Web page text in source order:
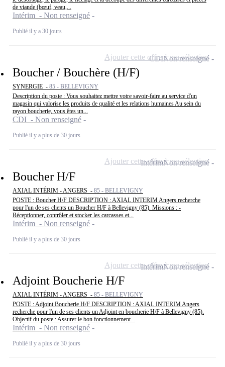
de viande (bœuf, veau,...
Intérim - Non renseigné
Publié il y a 30 jours
Boucher / Bouchère (H/F)
SYNERGIE - 85 - BELLEVIGNY
Description du poste : Vous souhaitez mettre votre savoir-faire au service d'un
magasin qui valorise les produits de qualité et les relations humaines Au sein du
rayon boucherie, vous êtes un...
CDI - Non renseigné
Publié il y a plus de 30 jours
CDINon renseigné
Ajouter cette offre à ma sélection
Boucher H/F
AXIAL INTÉRIM - ANGERS - 85 - BELLEVIGNY
POSTE : Boucher H/F DESCRIPTION : AXIAL INTERIM Angers recherche
pour l'un de ses clients un Boucher H/F à Bellevigny (85). Missions : -
Réceptionner, contrôler et stocker les carcasses et...
Intérim - Non renseigné
Publié il y a plus de 30 jours
IntérimNon renseigné
Ajouter cette offre à ma sélection
Adjoint Boucherie H/F
AXIAL INTÉRIM - ANGERS - 85 - BELLEVIGNY
POSTE : Adjoint Boucherie H/F DESCRIPTION : AXIAL INTERIM Angers
recherche pour l'un de ses clients un Adjoint en boucherie H/F à Bellevigny (85).
Objectif du poste : Assurer le bon fonctionnement...
Intérim - Non renseigné
Publié il y a plus de 30 jours
IntérimNon renseigné
Ajouter cette offre à ma sélection